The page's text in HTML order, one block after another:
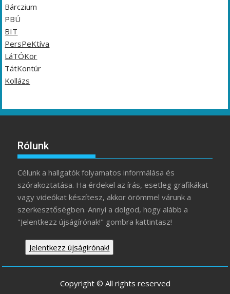
Bárczium
PBÚ
BIT
PersPeKtíva
LáTÓKör
TátKontúr
Kollázs
Rólunk
Célunk a hallgatók folyamatos informálása és
szórakoztatása. Ha érdekel az írás, esetleg grafikákat
vagy videókat készítesz, akkor örömmel várunk a
szerkesztőségben. Annyi a dolgod, hogy alább a
"Jelentkezz újságírónak!" gombra kattintasz!
Jelentkezz újságírónak!
Copyright © All rights reserved